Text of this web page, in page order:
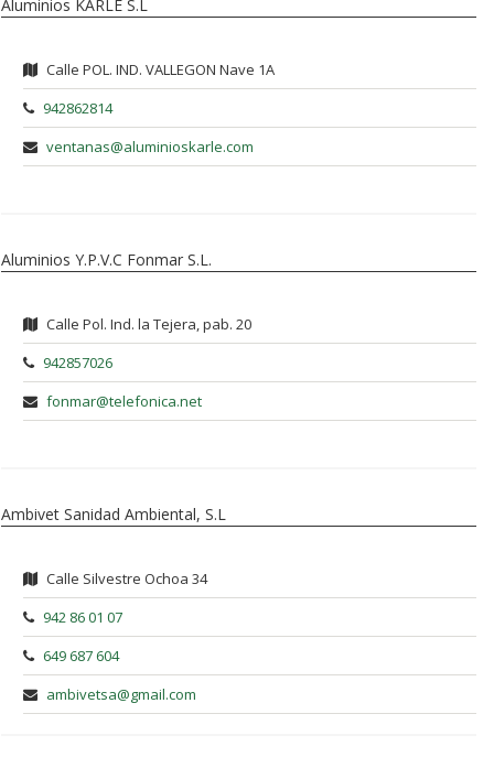
Aluminios KARLE S.L
Calle POL. IND. VALLEGON Nave 1A
942862814
ventanas@aluminioskarle.com
Aluminios Y.P.V.C Fonmar S.L.
Calle Pol. Ind. la Tejera, pab. 20
942857026
fonmar@telefonica.net
Ambivet Sanidad Ambiental, S.L
Calle Silvestre Ochoa 34
942 86 01 07
649 687 604
ambivetsa@gmail.com